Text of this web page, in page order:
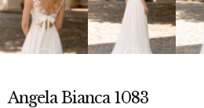
Angela Bianca 1083